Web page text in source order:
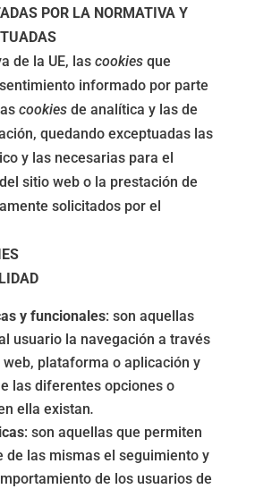
POR LA NORMATIVA Y
de la UE, las cookies que
informado por parte
cookies de analítica y las de
quedando exceptuadas las
y las necesarias para el
sitio web o la prestación de
solicitados por el
y funcionales: son aquellas
usuario la navegación a través
plataforma o aplicación y
las diferentes opciones o
ella existan.
: son aquellas que permiten
de las mismas el seguimiento y
de los usuarios de